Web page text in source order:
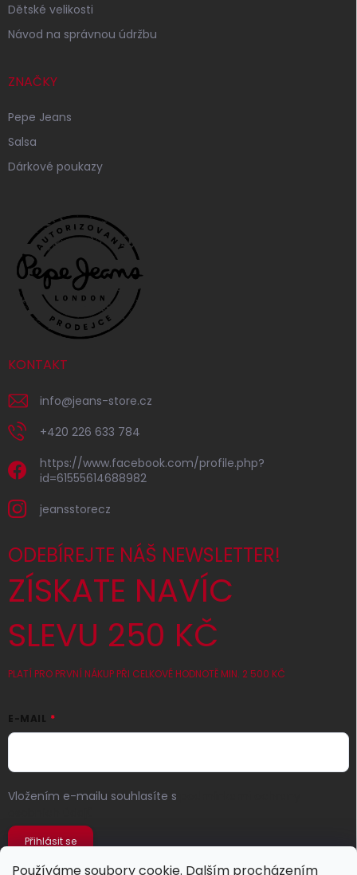
Používáme soubory cookie. Dalším procházením
Dětské velikosti
Návod na správnou údržbu
ZNAČKY
Pepe Jeans
Salsa
Dárkové poukazy
KONTAKT
info@jeans-store.cz
+420 226 633 784
https://www.facebook.com/profile.php?
id=61555614688982
jeansstorecz
ODEBÍREJTE NÁŠ NEWSLETTER!
ZÍSKATE NAVÍC
SLEVU 250 KČ
PLATÍ PRO PRVNÍ NÁKUP PŘI CELKOVÉ HODNOTĚ MIN. 2 500 KČ
E-MAIL
Vložením e-mailu souhlasíte s
Přihlásit se